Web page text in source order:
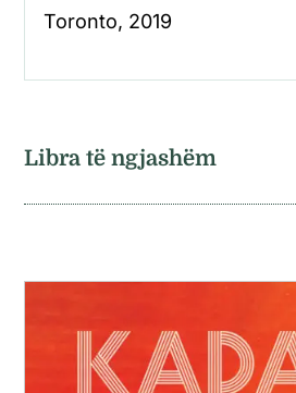
Toronto, 2019
Libra të ngjashëm